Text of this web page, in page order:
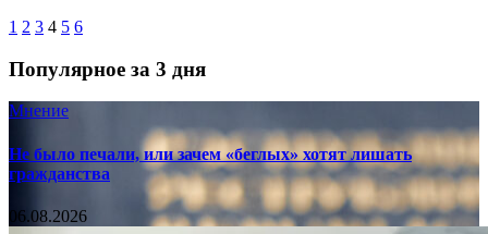
1 2 3 4 5 6
Популярное за 3 дня
Мнение
Не было печали, или зачем «беглых» хотят лишать
гражданства
06.08.2026